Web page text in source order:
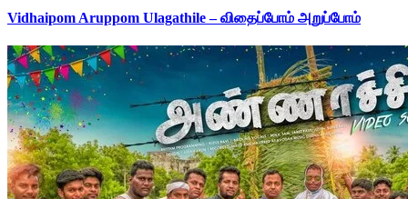
Vidhaipom Aruppom Ulagathile – விதைப்போம் அறுப்போம்